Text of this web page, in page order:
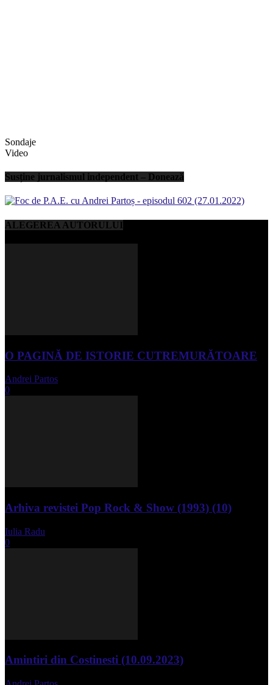
Sondaje
Video
Susține jurnalismul independent – Donează
ALEGEREA AUTORULUI
O PAGINĂ DE ISTORIE CUTREMURĂTOARE
Andrei Partos
0
Arhiva revistei Pop Rock & Show (1993) (10)
Iulia Radu
0
Amintiri din Costinesti (10.09.2023)